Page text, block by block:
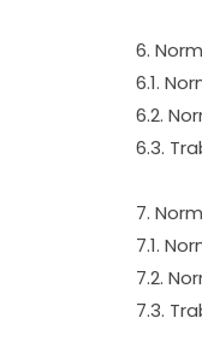
6.
6.1.
6.2.
6.3.
7.
7.1.
7.2.
7.3.